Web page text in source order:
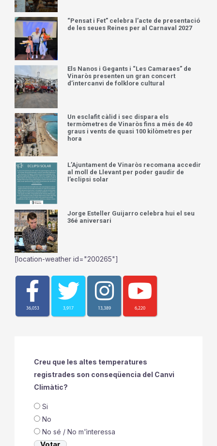
“Pensat i Fet” celebra l’acte de presentació
de les seues Reines per al Carnaval 2027
Els Nanos i Gegants i “Les Camaraes” de
Vinaròs presenten un gran concert
d’intercanvi de folklore cultural
Un esclafit càlid i sec dispara els
termòmetres de Vinaròs fins a més de 40
graus i vents de quasi 100 kilòmetres per
hora
L’Ajuntament de Vinaròs recomana accedir
al moll de Llevant per poder gaudir de
l’eclipsi solar
Jorge Esteller Guijarro celebra hui el seu
36é aniversari
[location-weather id="200265"]
36,053 3,917 13,389 6,220
Creu que les altes temperatures
registrades son conseqüencia del Canvi
Climàtic?
Si
No
No sé / No m'ìnteressa